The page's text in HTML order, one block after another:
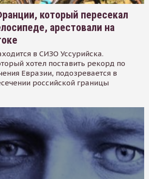
который пересекал
арестовали на
в СИЗО Уссурийска.
хотел поставить рекорд по
Евразии, подозревается в
российской границы